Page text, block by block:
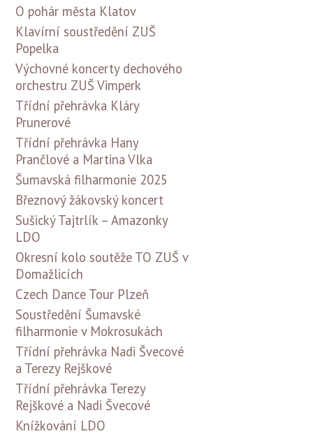
O pohár města Klatov
Klavírní soustředění ZUŠ
Popelka
Výchovné koncerty dechového
orchestru ZUŠ Vimperk
Třídní přehrávka Kláry
Prunerové
Třídní přehrávka Hany
Prančlové a Martina Vlka
Šumavská filharmonie 2025
Březnový žákovský koncert
Sušický Tajtrlík – Amazonky
LDO
Okresní kolo soutěže TO ZUŠ v
Domažlicích
Czech Dance Tour Plzeň
Soustředění Šumavské
filharmonie v Mokrosukách
Třídní přehrávka Nadi Švecové
a Terezy Rejškové
Třídní přehrávka Terezy
Rejškové a Nadi Švecové
Knížkování LDO